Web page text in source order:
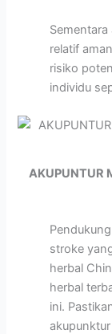
relatif
risiko
individu
AKUPUNTUR
stroke
herbal
herbal
ini.